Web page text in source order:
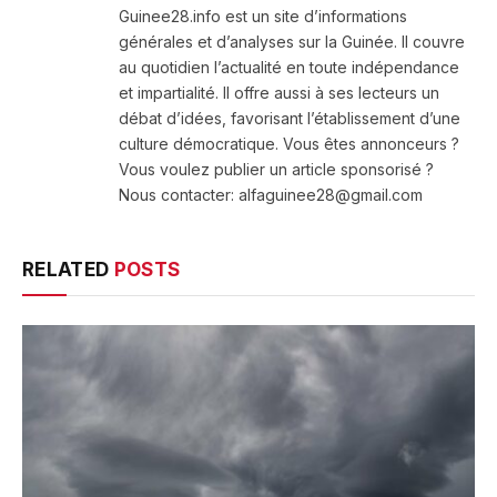
Guinee28.info est un site d’informations
générales et d’analyses sur la Guinée. Il couvre
au quotidien l’actualité en toute indépendance
et impartialité. Il offre aussi à ses lecteurs un
débat d’idées, favorisant l’établissement d’une
culture démocratique. Vous êtes annonceurs ?
Vous voulez publier un article sponsorisé ?
Nous contacter: alfaguinee28@gmail.com
RELATED POSTS